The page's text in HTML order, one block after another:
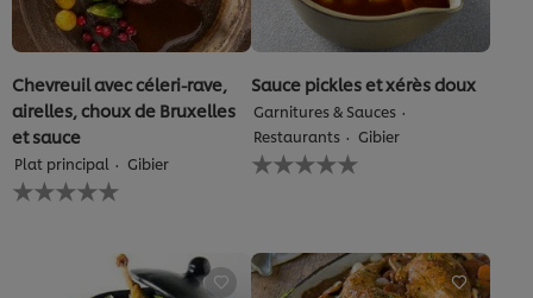
Chevreuil avec céleri-rave,
airelles, choux de Bruxelles
et sauce
Plat principal Gibier
Aucune
évaluation
Sauce pickles et xérès doux
Garnitures & Sauces
Restaurants
Gibier
Aucune
évaluation
recipe